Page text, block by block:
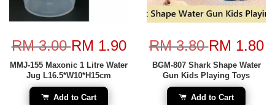
RM 3.00RM 1.90
MMJ-155 Maxonic 1 Litre Water
Jug L16.5*W10*H15cm
Add to Cart
RM 3.80RM 1.80
BGM-807 Shark Shape Water
Gun Kids Playing Toys
Add to Cart